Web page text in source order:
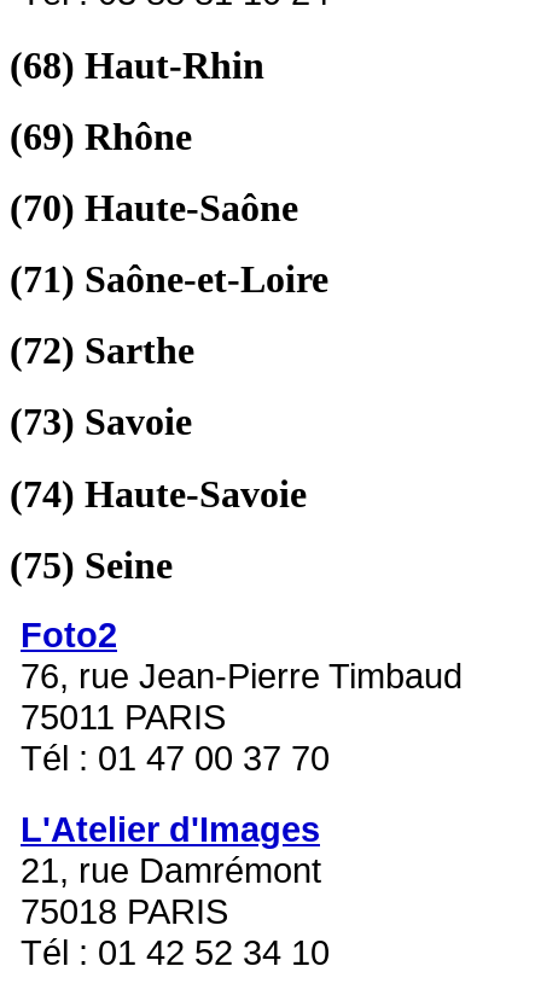
(68) Haut-Rhin
(69) Rhône
(70) Haute-Saône
(71) Saône-et-Loire
(72) Sarthe
(73) Savoie
(74) Haute-Savoie
(75) Seine
Foto2
76, rue Jean-Pierre Timbaud
75011 PARIS
Tél : 01 47 00 37 70
L'Atelier d'Images
21, rue Damrémont
75018 PARIS
Tél : 01 42 52 34 10